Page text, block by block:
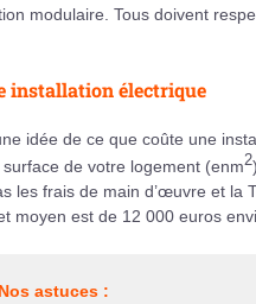
modulaire. Tous doivent
installation électrique
idée de ce que coûte une
surface de votre logement (enm2
les frais de main d’œuvre et la
moyen est de 12 000 euros
Nos astuces :